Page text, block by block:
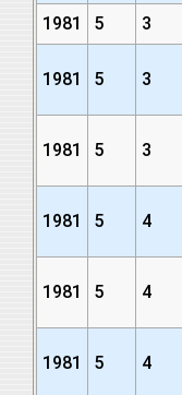
1981
5 3
1981 5 3
1981 5 3
1981 5 4
1981 5 4
1981 5 4